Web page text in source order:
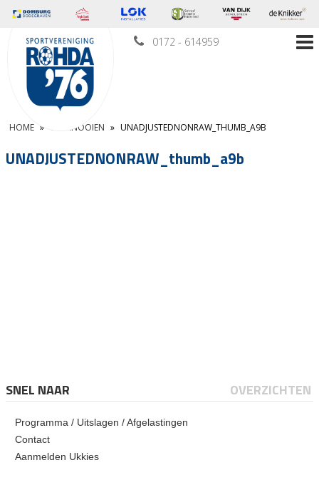
0172 - 614959
HOME » TOERNOOIEN » UNADJUSTEDNONRAW_THUMB_A9B
UNADJUSTEDNONRAW_thumb_a9b
SNEL NAAR OVERZICHTEN
Programma / Uitslagen / Afgelastingen
Contact
Aanmelden Ukkies